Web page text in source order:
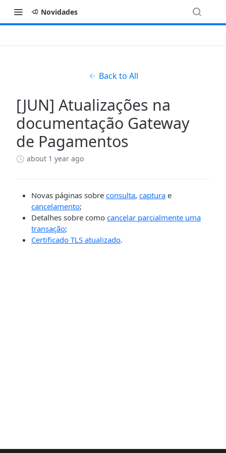
Novidades
Back to All
[JUN] Atualizações na
documentação Gateway
de Pagamentos
about 1 year ago
Novas páginas sobre consulta, captura e
cancelamento;
Detalhes sobre como cancelar parcialmente uma
transação;
Certificado TLS atualizado.